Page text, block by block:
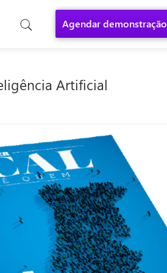
Agendar demonstração
Artificial